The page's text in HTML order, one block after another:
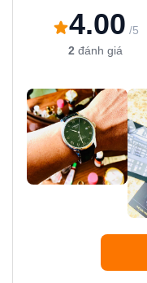
4.00 /5
2 đánh giá